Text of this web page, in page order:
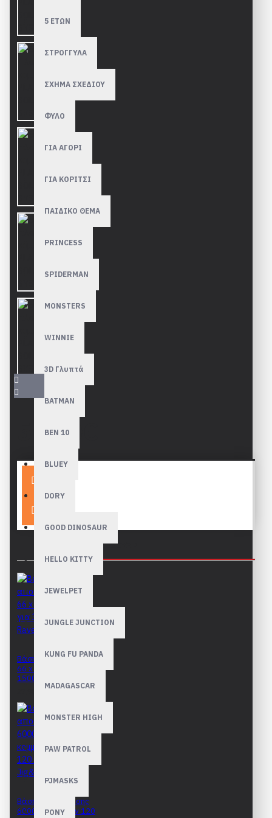
5 ΕΤΩΝ
ΣΤΡΟΓΓΥΛΑ
ΣΧΗΜΑ ΣΧΕΔΙΟΥ
ΦΥΛΟ
ΓΙΑ ΑΓΟΡΙ
ΓΙΑ ΚΟΡΙΤΣΙ
ΠΑΙΔΙΚΟ ΘΕΜΑ
PRINCESS
SPIDERMAN
MONSTERS
WINNIE
3D Γλυπτά
BATMAN
BEN 10
BLUEY
DORY
GOOD DINOSAUR
HELLO KITTY
JEWELPET
JUNGLE JUNCTION
KUNG FU PANDA
MADAGASCAR
MONSTER HIGH
PAW PATROL
PJMASKS
PONY
57,90€
ΑΠΑΡΑΊΤΗΤΑ ΑΞΕΣΟΥΆΡ
Βάση αποθ΄ήκευσης
66 x 110cm για 300 -
1500 Ravensburger
Βάση αποθήκευσης
6000 κομματιών 120